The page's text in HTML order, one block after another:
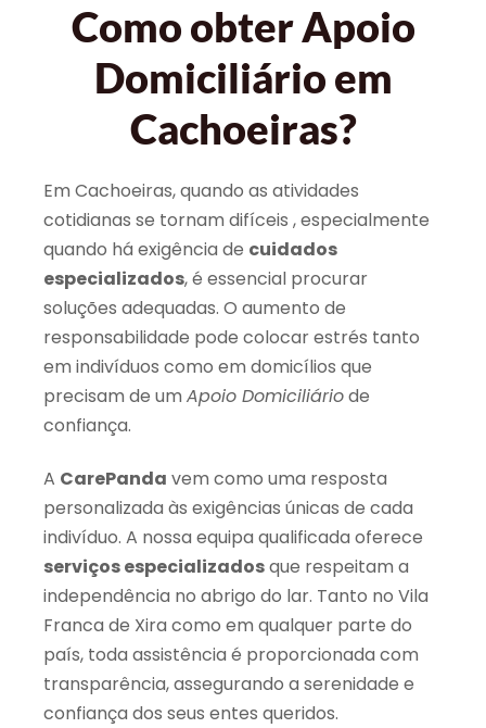
Como obter Apoio
Domiciliário em
Cachoeiras?
Em Cachoeiras, quando as atividades
cotidianas se tornam difíceis , especialmente
quando há exigência de cuidados
especializados, é essencial procurar
soluções adequadas. O aumento de
responsabilidade pode colocar estrés tanto
em indivíduos como em domicílios que
precisam de um Apoio Domiciliáriode
confiança.
A CarePanda vem como uma resposta
personalizada às exigências únicas de cada
indivíduo. A nossa equipa qualificada oferece
serviços especializadosque respeitam a
independência no abrigo do lar. Tanto no Vila
Franca de Xira como em qualquer parte do
país, toda assistência é proporcionada com
transparência, assegurando a serenidade e
confiança dos seus entes queridos.